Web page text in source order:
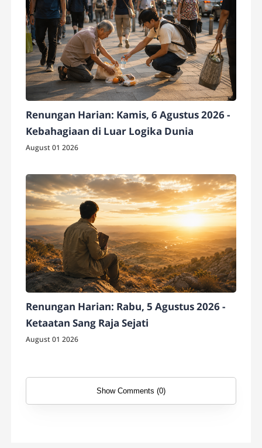
Renungan Harian: Kamis, 6 Agustus 2026 -
Kebahagiaan di Luar Logika Dunia
August 01 2026
Renungan Harian: Rabu, 5 Agustus 2026 -
Ketaatan Sang Raja Sejati
August 01 2026
Show Comments (0)